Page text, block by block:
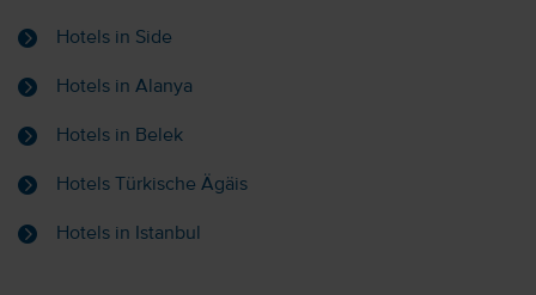
Hotels in Side
Hotels in Alanya
Hotels in Belek
Hotels Türkische Ägäis
Hotels in Istanbul